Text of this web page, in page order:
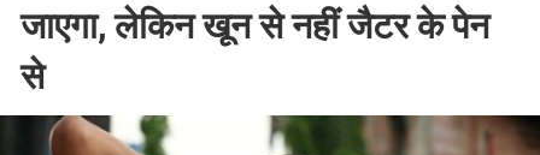
जाएगा, लेकिन खून से नहीं जैटर के पेन
से